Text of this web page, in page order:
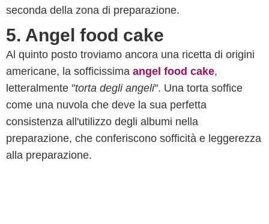
seconda della zona di preparazione.
5. Angel food cake
Al quinto posto troviamo ancora una ricetta di origini
americane, la sofficissima angel food cake,
letteralmente "torta degli angeli". Una torta soffice
come una nuvola che deve la sua perfetta
consistenza all'utilizzo degli albumi nella
preparazione, che conferiscono sofficità e leggerezza
alla preparazione.